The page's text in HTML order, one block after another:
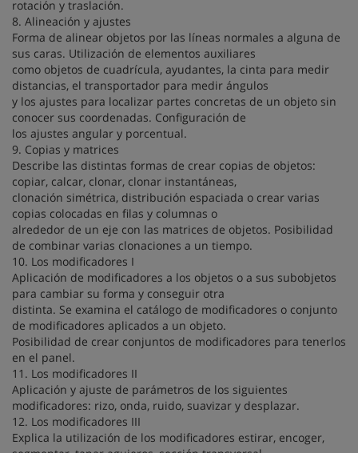
rotación y traslación.
8. Alineación y ajustes
Forma de alinear objetos por las líneas normales a alguna de
sus caras. Utilización de elementos auxiliares
como objetos de cuadrícula, ayudantes, la cinta para medir
distancias, el transportador para medir ángulos
y los ajustes para localizar partes concretas de un objeto sin
conocer sus coordenadas. Configuración de
los ajustes angular y porcentual.
9. Copias y matrices
Describe las distintas formas de crear copias de objetos:
copiar, calcar, clonar, clonar instantáneas,
clonación simétrica, distribución espaciada o crear varias
copias colocadas en filas y columnas o
alrededor de un eje con las matrices de objetos. Posibilidad
de combinar varias clonaciones a un tiempo.
10. Los modificadores I
Aplicación de modificadores a los objetos o a sus subobjetos
para cambiar su forma y conseguir otra
distinta. Se examina el catálogo de modificadores o conjunto
de modificadores aplicados a un objeto.
Posibilidad de crear conjuntos de modificadores para tenerlos
en el panel.
11. Los modificadores II
Aplicación y ajuste de parámetros de los siguientes
modificadores: rizo, onda, ruido, suavizar y desplazar.
12. Los modificadores III
Explica la utilización de los modificadores estirar, encoger,